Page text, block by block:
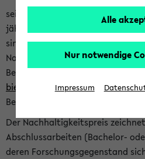
seit 2023 verleiht das Rektorat
jährlich den Nachhaltigkeitspreis
sind herzlich eingeladen sich mit
Nachhaltigkeitsbüro zu
Bewerbung dieses Formular<
bielefeld.de/frontend-server/
Bewerbungsfrist endet am
Der Nachhaltigkeitspreis
Abschlussarbeiten (Bachelor-
deren Forschungsgegenstand
Alle
Nur notwendige
Impressum